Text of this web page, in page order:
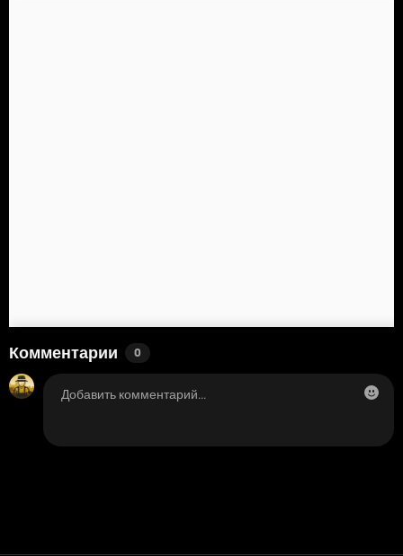
Комментарии 0